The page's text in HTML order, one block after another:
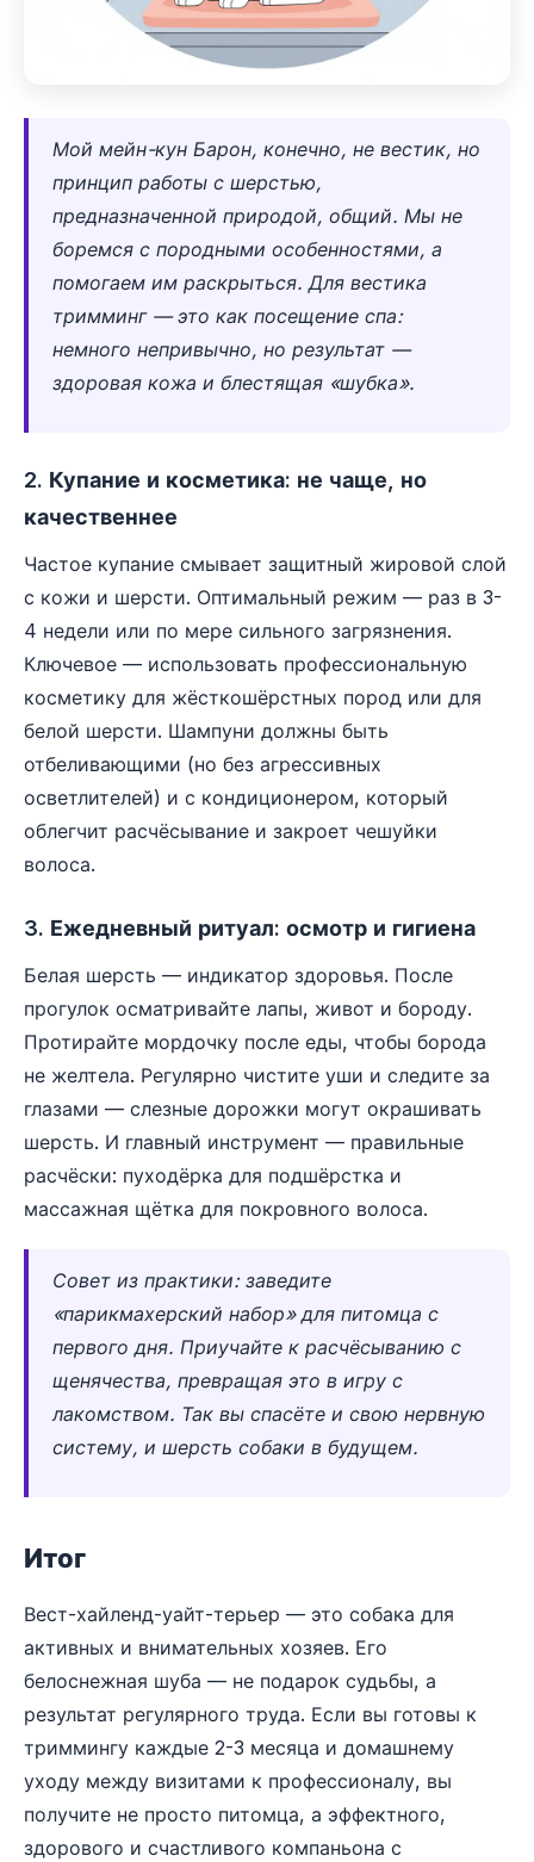
Мой мейн-кун Барон, конечно, не вестик, но
принцип работы с шерстью,
предназначенной природой, общий. Мы не
боремся с породными особенностями, а
помогаем им раскрыться. Для вестика
тримминг — это как посещение спа:
немного непривычно, но результат —
здоровая кожа и блестящая «шубка».
2. Купание и косметика: не чаще, но
качественнее
Частое купание смывает защитный жировой слой
с кожи и шерсти. Оптимальный режим — раз в 3-
4 недели или по мере сильного загрязнения.
Ключевое — использовать профессиональную
косметику для жёсткошёрстных пород или для
белой шерсти. Шампуни должны быть
отбеливающими (но без агрессивных
осветлителей) и с кондиционером, который
облегчит расчёсывание и закроет чешуйки
волоса.
3. Ежедневный ритуал: осмотр и гигиена
Белая шерсть — индикатор здоровья. После
прогулок осматривайте лапы, живот и бороду.
Протирайте мордочку после еды, чтобы борода
не желтела. Регулярно чистите уши и следите за
глазами — слезные дорожки могут окрашивать
шерсть. И главный инструмент — правильные
расчёски: пуходёрка для подшёрстка и
массажная щётка для покровного волоса.
Совет из практики: заведите
«парикмахерский набор» для питомца с
первого дня. Приучайте к расчёсыванию с
щенячества, превращая это в игру с
лакомством. Так вы спасёте и свою нервную
систему, и шерсть собаки в будущем.
Итог
Вест-хайленд-уайт-терьер — это собака для
активных и внимательных хозяев. Его
белоснежная шуба — не подарок судьбы, а
результат регулярного труда. Если вы готовы к
триммингу каждые 2-3 месяца и домашнему
уходу между визитами к профессионалу, вы
получите не просто питомца, а эффектного,
здорового и счастливого компаньона с